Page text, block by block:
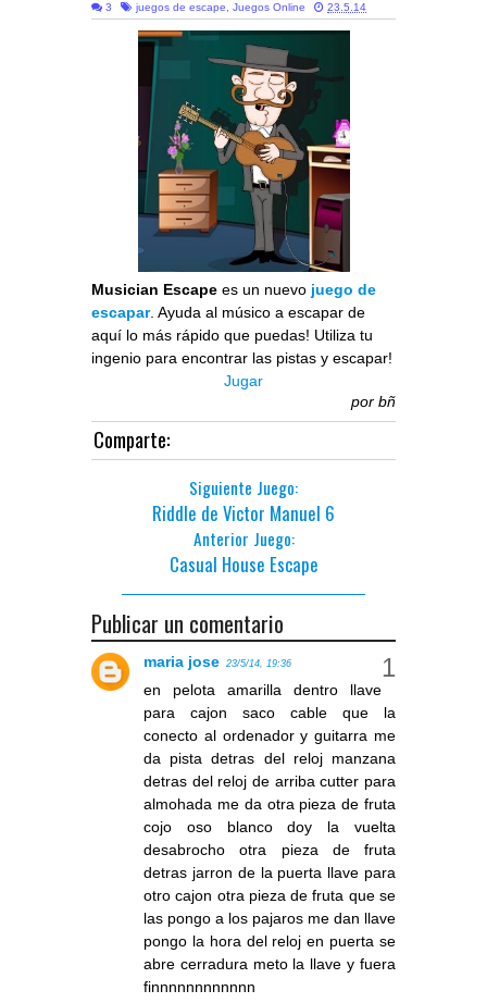
3 juegos de escape, Juegos Online 23.5.14
Musician Escape es un nuevo juego de
escapar. Ayuda al músico a escapar de
aquí lo más rápido que puedas! Utiliza tu
ingenio para encontrar las pistas y escapar!
Jugar
por bñ
Comparte:
Siguiente Juego:
Riddle de Victor Manuel 6
Anterior Juego:
Casual House Escape
Publicar un comentario
maria jose 23/5/14, 19:36
en pelota amarilla dentro llave
para cajon saco cable que la
conecto al ordenador y guitarra me
da pista detras del reloj manzana
detras del reloj de arriba cutter para
almohada me da otra pieza de fruta
cojo oso blanco doy la vuelta
desabrocho otra pieza de fruta
detras jarron de la puerta llave para
otro cajon otra pieza de fruta que se
las pongo a los pajaros me dan llave
pongo la hora del reloj en puerta se
abre cerradura meto la llave y fuera
finnnnnnnnnnnn